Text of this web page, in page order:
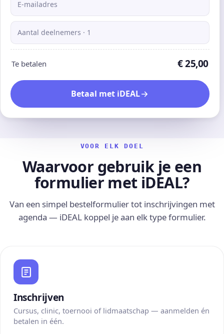
E-mailadres
Aantal deelnemers · 1
Te betalen € 25,00
Betaal met iDEAL
VOOR ELK DOEL
Waarvoor gebruik je een
formulier met iDEAL?
Van een simpel bestelformulier tot inschrijvingen met
agenda — iDEAL koppel je aan elk type formulier.
Inschrijven
Cursus, clinic, toernooi of lidmaatschap — aanmelden én
betalen in één.